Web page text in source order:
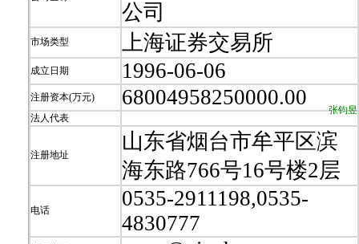
公司
市场类型 上海证券交易所
成立日期 1996-06-06
注册资本(万元) 68004958250000.00
法人代表
张钧昱
注册地址
山东省烟台市牟平区滨
海东路766号16号楼2层
电话
0535-2911198,0535-
4830777